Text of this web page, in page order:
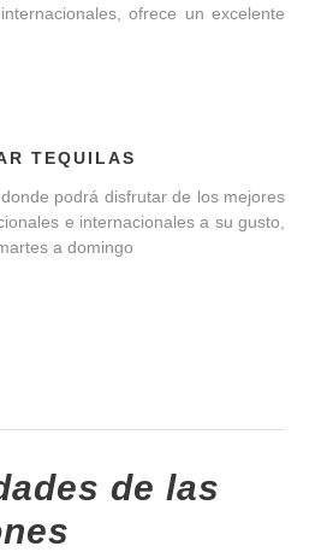
ofrece un excelente
TEQUILAS
podrá disfrutar de los mejores
e internacionales a su gusto,
a domingo
de las